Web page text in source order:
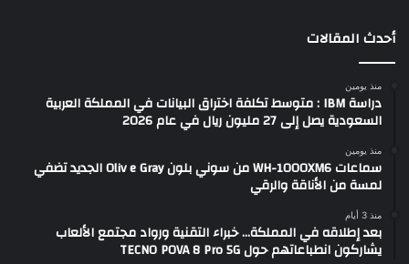
أحدث المقالات
منذ يومين
دراسة IBM : متوسط تكلفة اختراق البيانات في المملكة العربية
السعودية يصل إلى 27 مليون ريال في عام 2026
منذ يومين
سماعات WH-1000XM6 من سوني بلون Oliv e Gray الجديد تضفي
لمسة من الأناقة والرقي
منذ 3 أيام
بعد إطلاقه في المملكة… خبراء التقنية ورواد مجتمع الألعاب
يشاركون انطباعاتهم حول TECNO POVA 8 Pro 5G